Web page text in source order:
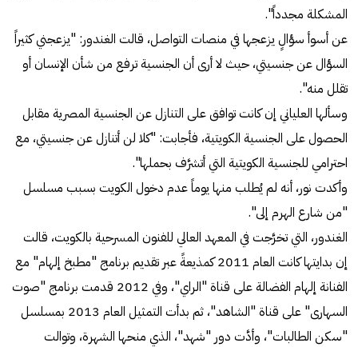
المشكلة مجدداً".
عن أسوأ سؤالٍ يزعجها في منصات التواصل، قالت الغندور: "يزعجني كثيراً
السؤال عن جنسيتي، حيث لا أرى أن الجنسية ترفع من شأن الإنسان أو
تقلل منه".
وسألها العلياني إن كانت توافق على التنازل عن الجنسية المصرية مقابل
الحصول على الجنسية الكويتية، فأجابت: "كلا لن أتنازل عن جنسيتي، مع
احترامي للجنسية الكويتية التي أتشرَّف بحملها".
وأكدت نور، أنه لم يُطلب منها يوماً عدم دخول الكويت بسبب مسلسل
"من شارع الهرم إلى".
الغندور، التي تخرَّجت في المعهد العالي للفنون المسرحية بالكويت، قالت
إن بدايتها كانت العام 2011 كمذيعةً عبر تقديم برنامج "مطبخ إلهام" مع
الفنانة إلهام الفضالة على قناة "الراي"، وفي 2012 قدمت برنامج "صوت
السهارى" على قناة "الشاهد"، ثم بدأت التمثيل العام 2013 بمسلسل
"سكن الطالبات"، وأدَّت دور "شهد"، الذي منحها الشهرة، وتوالت